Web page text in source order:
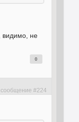
видимо, не
0